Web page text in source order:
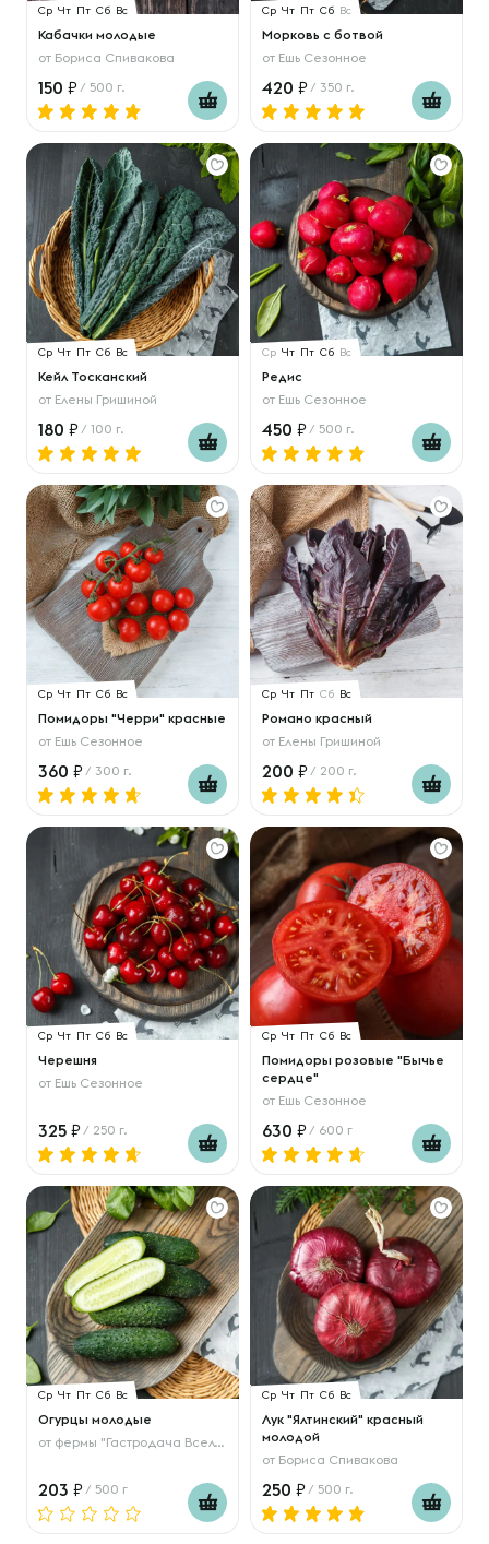
Ср Чт Пт Сб Вс
Кабачки молодые
от Бориса Спивакова
150 / 500 г.
Ср Чт Пт Сб Вс
Морковь с ботвой
от Ешь Сезонное
420 / 350 г.
Ср Чт Пт Сб Вс
Кейл Тосканский
от Елены Гришиной
180 / 100 г.
Ср Чт Пт Сб Вс
Редис
от Ешь Сезонное
450 / 500 г.
Ср Чт Пт Сб Вс
Помидоры "Черри" красные
от Ешь Сезонное
360 / 300 г.
Ср Чт Пт Сб Вс
Романо красный
от Елены Гришиной
200 / 200 г.
Ср Чт Пт Сб Вс
Черешня
от Ешь Сезонное
325 / 250 г.
Ср Чт Пт Сб Вс
Помидоры розовые "Бычье
сердце"
от Ешь Сезонное
630 / 600 г
Ср Чт Пт Сб Вс
Огурцы молодые
от фермы "Гастродача Вселуг"
203 / 500 г
Ср Чт Пт Сб Вс
Лук "Ялтинский" красный
молодой
от Бориса Спивакова
250 / 500 г.